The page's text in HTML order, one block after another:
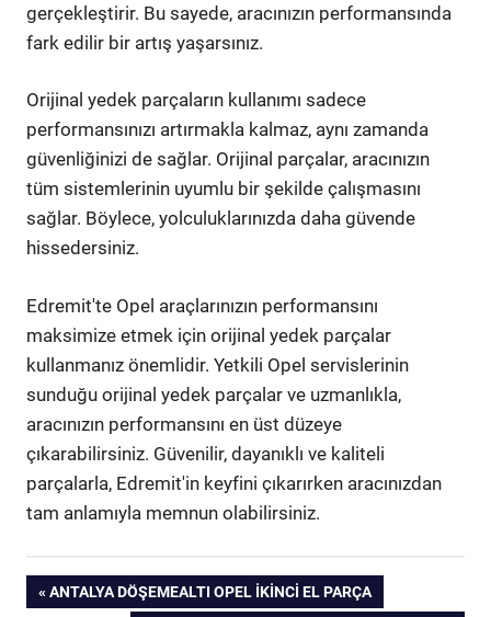
gerçekleştirir. Bu sayede, aracınızın performansında
fark edilir bir artış yaşarsınız.
Orijinal yedek parçaların kullanımı sadece
performansınızı artırmakla kalmaz, aynı zamanda
güvenliğinizi de sağlar. Orijinal parçalar, aracınızın
tüm sistemlerinin uyumlu bir şekilde çalışmasını
sağlar. Böylece, yolculuklarınızda daha güvende
hissedersiniz.
Edremit'te Opel araçlarınızın performansını
maksimize etmek için orijinal yedek parçalar
kullanmanız önemlidir. Yetkili Opel servislerinin
sunduğu orijinal yedek parçalar ve uzmanlıkla,
aracınızın performansını en üst düzeye
çıkarabilirsiniz. Güvenilir, dayanıklı ve kaliteli
parçalarla, Edremit'in keyfini çıkarırken aracınızdan
tam anlamıyla memnun olabilirsiniz.
Yazı
PREVIOUS
ANTALYA DÖŞEMEALTI OPEL İKINCI EL PARÇA